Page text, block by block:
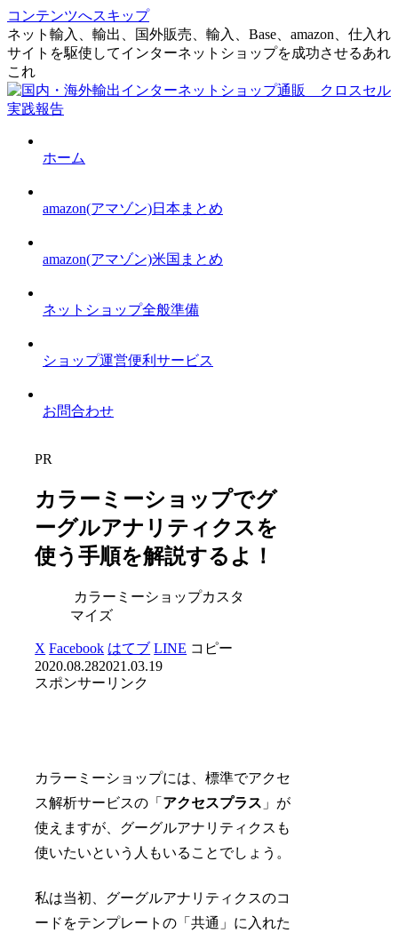
コンテンツへスキップ
ネット輸入、輸出、国外販売、輸入、Base、amazon、仕入れ
サイトを駆使してインターネットショップを成功させるあれ
これ
ホーム
amazon(アマゾン)日本まとめ
amazon(アマゾン)米国まとめ
ネットショップ全般準備
ショップ運営便利サービス
お問合わせ
PR
カラーミーショップでグ
ーグルアナリティクスを
使う手順を解説するよ！
カラーミーショップカスタ
マイズ
X Facebook はてブ LINE コピー
2020.08.282021.03.19
スポンサーリンク
カラーミーショップには、標準でアクセ
ス解析サービスの「 アクセスプラス 」が
使えますが、グーグルアナリティクスも
使いたいという人もいることでしょう。
私は当初、グーグルアナリティクスのコ
ードをテンプレートの「共通」に入れた